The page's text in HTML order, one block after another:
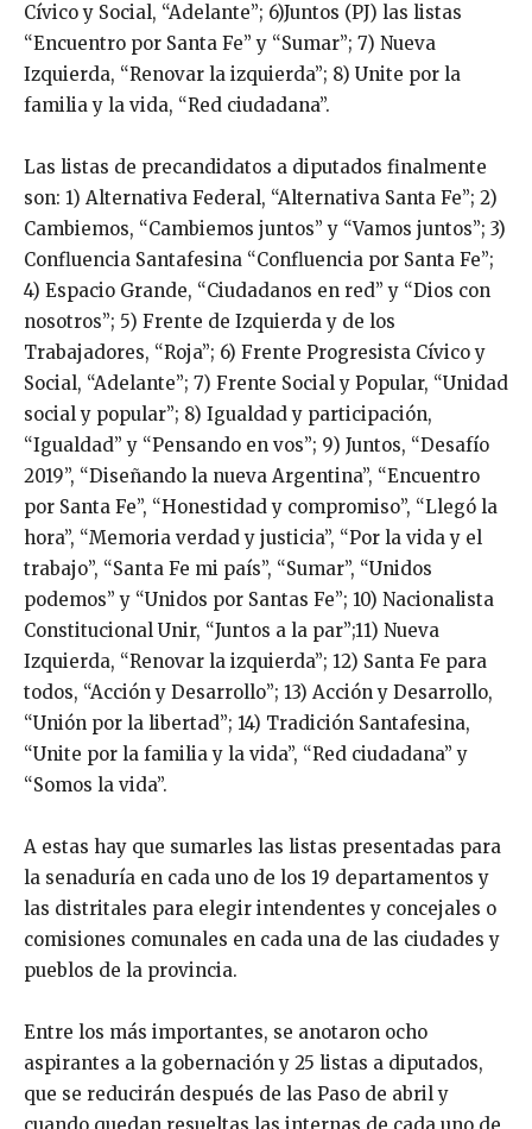
Cívico y Social, “Adelante”; 6)Juntos (PJ) las listas
“Encuentro por Santa Fe” y “Sumar”; 7) Nueva
Izquierda, “Renovar la izquierda”; 8) Unite por la
familia y la vida, “Red ciudadana”.
Las listas de precandidatos a diputados finalmente
son: 1) Alternativa Federal, “Alternativa Santa Fe”; 2)
Cambiemos, “Cambiemos juntos” y “Vamos juntos”; 3)
Confluencia Santafesina “Confluencia por Santa Fe”;
4) Espacio Grande, “Ciudadanos en red” y “Dios con
nosotros”; 5) Frente de Izquierda y de los
Trabajadores, “Roja”; 6) Frente Progresista Cívico y
Social, “Adelante”; 7) Frente Social y Popular, “Unidad
social y popular”; 8) Igualdad y participación,
“Igualdad” y “Pensando en vos”; 9) Juntos, “Desafío
2019”, “Diseñando la nueva Argentina”, “Encuentro
por Santa Fe”, “Honestidad y compromiso”, “Llegó la
hora”, “Memoria verdad y justicia”, “Por la vida y el
trabajo”, “Santa Fe mi país”, “Sumar”, “Unidos
podemos” y “Unidos por Santas Fe”; 10) Nacionalista
Constitucional Unir, “Juntos a la par”;11) Nueva
Izquierda, “Renovar la izquierda”; 12) Santa Fe para
todos, “Acción y Desarrollo”; 13) Acción y Desarrollo,
“Unión por la libertad”; 14) Tradición Santafesina,
“Unite por la familia y la vida”, “Red ciudadana” y
“Somos la vida”.
A estas hay que sumarles las listas presentadas para
la senaduría en cada uno de los 19 departamentos y
las distritales para elegir intendentes y concejales o
comisiones comunales en cada una de las ciudades y
pueblos de la provincia.
Entre los más importantes, se anotaron ocho
aspirantes a la gobernación y 25 listas a diputados,
que se reducirán después de las Paso de abril y